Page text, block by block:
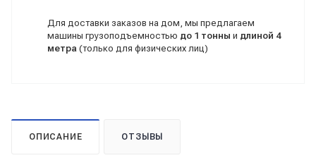
Для доставки заказов на дом, мы предлагаем
машины грузоподъемностью до 1 тонны и длиной 4
метра (только для физических лиц)
ОПИСАНИЕ ОТЗЫВЫ